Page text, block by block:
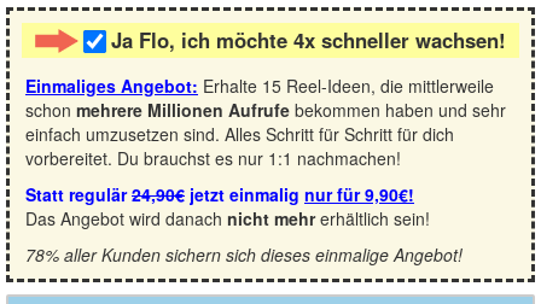
Ja Flo, ich möchte 4x schneller wachsen!
Einmaliges Angebot: Erhalte 15 Reel-Ideen, die mittlerweile
schon mehrere Millionen Aufrufe bekommen haben und sehr
einfach umzusetzen sind. Alles Schritt für Schritt für dich
vorbereitet. Du brauchst es nur 1:1 nachmachen!
Statt regulär24,90€ jetzt einmalig nur für 9,90€!
Das Angebot wird danach nicht mehrerhältlich sein!
78% aller Kunden sichern sich dieses einmalige Angebot!